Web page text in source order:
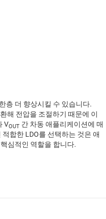
층 더 향상시킬 수 있습니다.
해 전압을 조절하기 때문에 이
VOUT 간 차동 애플리케이션에 매
합한 LDO를 선택하는 것은 애
심적인 역할을 합니다.